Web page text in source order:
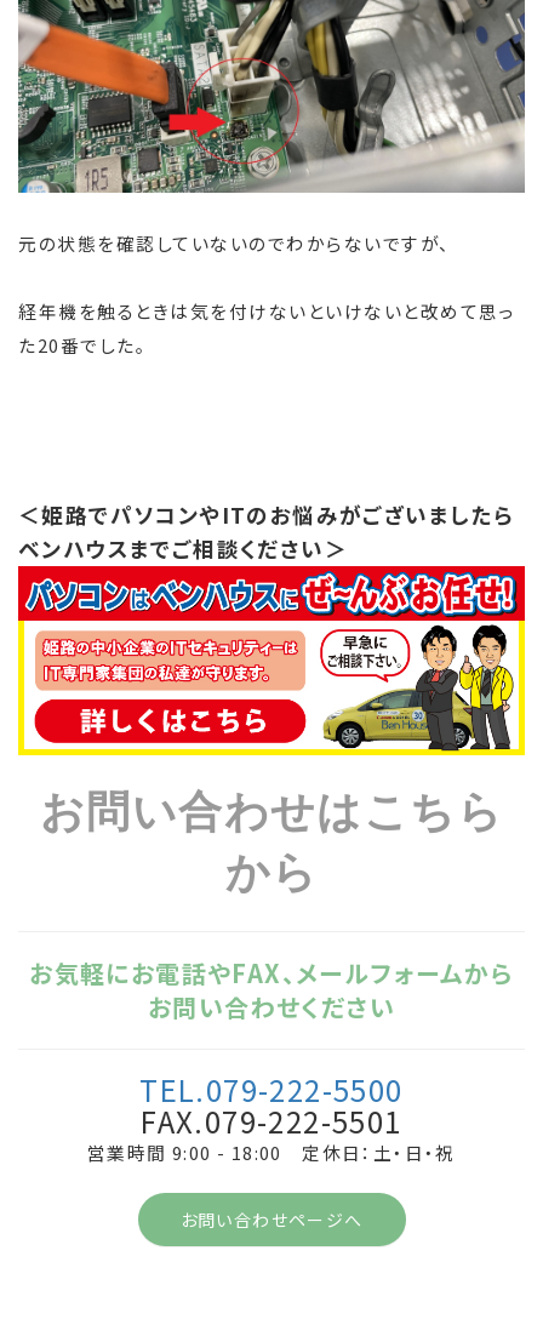
元の状態を確認していないのでわからないですが、
経年機を触るときは気を付けないといけないと改めて思っ
た20番でした。
＜姫路でパソコンやITのお悩みがございましたら
ベンハウスまでご相談ください＞
お問い合わせはこちら
から
お気軽にお電話やFAX、メールフォームから
お問い合わせください
TEL.079-222-5500
FAX.079-222-5501
営業時間 9:00 - 18:00 定休日：土・日・祝
お問い合わせページへ